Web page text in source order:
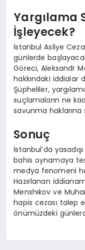
Yargılama
İşleyecek?
İstanbul Asliye
günlerde
Göreci, Aleksandr
hakkındaki iddialar
Şüpheliler,
suçlamaların ne
savunma haklarına
Sonuç
İstanbul’da
bahis oynamaya
medya fenomeni
Hazırlanan
Menshıkov ve
hapis cezası talep
önümüzdeki